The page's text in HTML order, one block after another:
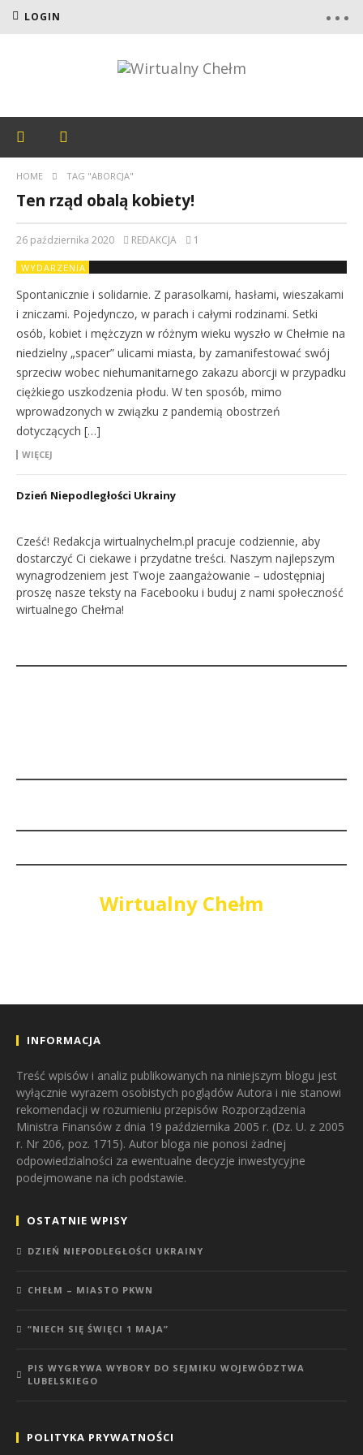
LOGIN
HOME TAG "ABORCJA"
Ten rząd obalą kobiety!
26 października 2020 REDAKCJA 1
WYDARZENIA
Spontanicznie i solidarnie. Z parasolkami, hasłami, wieszakami
i zniczami. Pojedynczo, w parach i całymi rodzinami. Setki
osób, kobiet i mężczyzn w różnym wieku wyszło w Chełmie na
niedzielny „spacer” ulicami miasta, by zamanifestować swój
sprzeciw wobec niehumanitarnego zakazu aborcji w przypadku
ciężkiego uszkodzenia płodu. W ten sposób, mimo
wprowadzonych w związku z pandemią obostrzeń
dotyczących […]
WIĘCEJ
Dzień Niepodległości Ukrainy
Cześć! Redakcja wirtualnychelm.pl pracuje codziennie, aby
dostarczyć Ci ciekawe i przydatne treści. Naszym najlepszym
wynagrodzeniem jest Twoje zaangażowanie – udostępniaj
proszę nasze teksty na Facebooku i buduj z nami społeczność
wirtualnego Chełma!
Wirtualny Chełm
INFORMACJA
Treść wpisów i analiz publikowanych na niniejszym blogu jest
wyłącznie wyrazem osobistych poglądów Autora i nie stanowi
rekomendacji w rozumieniu przepisów Rozporządzenia
Ministra Finansów z dnia 19 października 2005 r. (Dz. U. z 2005
r. Nr 206, poz. 1715). Autor bloga nie ponosi żadnej
odpowiedzialności za ewentualne decyzje inwestycyjne
podejmowane na ich podstawie.
OSTATNIE WPISY
DZIEŃ NIEPODLEGŁOŚCI UKRAINY
CHEŁM – MIASTO PKWN
“NIECH SIĘ ŚWIĘCI 1 MAJA”
PIS WYGRYWA WYBORY DO SEJMIKU WOJEWÓDZTWA
LUBELSKIEGO
POLITYKA PRYWATNOŚCI